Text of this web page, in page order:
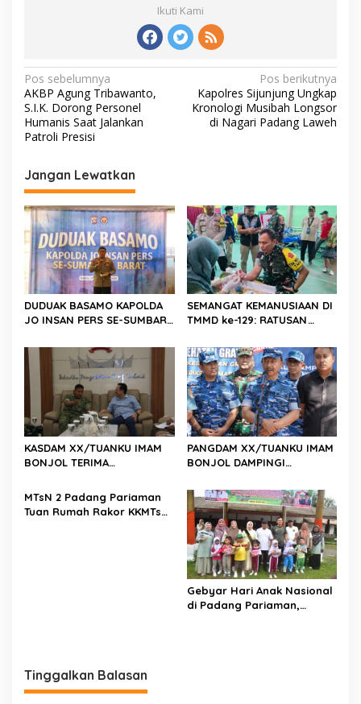
Ikuti Kami
N
a
v
i
g
a
s
i
p
o
s
Pos sebelumnya
AKBP Agung Tribawanto,
S.I.K. Dorong Personel
Humanis Saat Jalankan
Patroli Presisi
Pos berikutnya
Kapolres Sijunjung Ungkap
Kronologi Musibah Longsor
di Nagari Padang Laweh
Jangan Lewatkan
DUDUAK BASAMO KAPOLDA
JO INSAN PERS SE-SUMBAR,
Abadhy Dorong Kolaborasi
Polri dan Media Demi
Kepentingan Masyarakat
SEMANGAT KEMANUSIAAN DI
TMMD ke-129: RATUSAN
KEBUTUHAAN STOK DARAH
KASDAM XX/TUANKU IMAM
BONJOL TERIMA
ANGGOTA DPD RI H. IRMAN
GUSMAN, S.E., M.B.A., DI
PANGDAM XX/TUANKU IMAM
BONJOL DAMPINGI
AU KE-79 DI LANUD SUTAN
SJAHRIR
MTsN 2 Padang Pariaman
Tuan Rumah Rakor KKMTs
Gebyar Hari Anak Nasional
di Padang Pariaman,
Tinggalkan Balasan